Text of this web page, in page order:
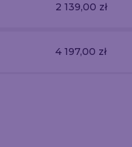
2 139,00 zł
4 197,00 zł